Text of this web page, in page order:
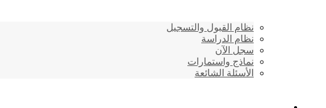
نظام القبول والتسجيل
نظام الدراسة
سجل الآن
نماذج واستمارات
الأسئلة الشائعة